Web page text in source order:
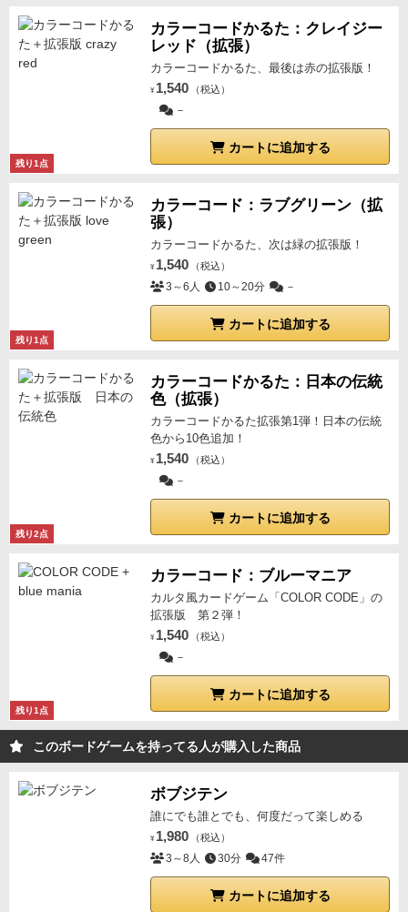
残り1点
カラーコードかるた：クレイジー
レッド（拡張）
カラーコードかるた、最後は赤の拡張版！
¥ 1,540 （税込）
－
カートに追加する
残り1点
カラーコード：ラブグリーン（拡
張）
カラーコードかるた、次は緑の拡張版！
¥ 1,540 （税込）
3～6人 10～20分 －
カートに追加する
残り2点
カラーコードかるた：日本の伝統
色（拡張）
カラーコードかるた拡張第1弾！日本の伝統
色から10色追加！
¥ 1,540 （税込）
－
カートに追加する
残り1点
カラーコード：ブルーマニア
カルタ風カードゲーム「COLOR CODE」の
拡張版 第２弾！
¥ 1,540 （税込）
－
カートに追加する
このボードゲームを持ってる人が購入した商品
ボブジテン
誰にでも誰とでも、何度だって楽しめる
¥ 1,980 （税込）
3～8人 30分 47件
カートに追加する